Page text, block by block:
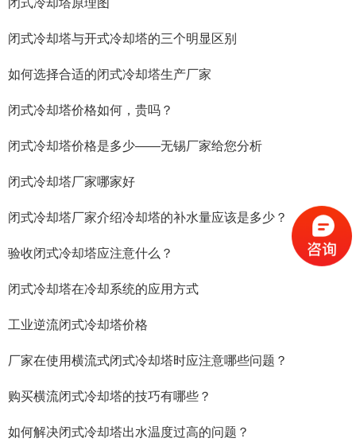
闭式冷却塔原理图
闭式冷却塔与开式冷却塔的三个明显区别
如何选择合适的闭式冷却塔生产厂家
闭式冷却塔价格如何，贵吗？
闭式冷却塔价格是多少——无锡厂家给您分析
闭式冷却塔厂家哪家好
闭式冷却塔厂家介绍冷却塔的补水量应该是多少？
验收闭式冷却塔应注意什么？
闭式冷却塔在冷却系统的应用方式
工业逆流闭式冷却塔价格
厂家在使用横流式闭式冷却塔时应注意哪些问题？
购买横流闭式冷却塔的技巧有哪些？
如何解决闭式冷却塔出水温度过高的问题？